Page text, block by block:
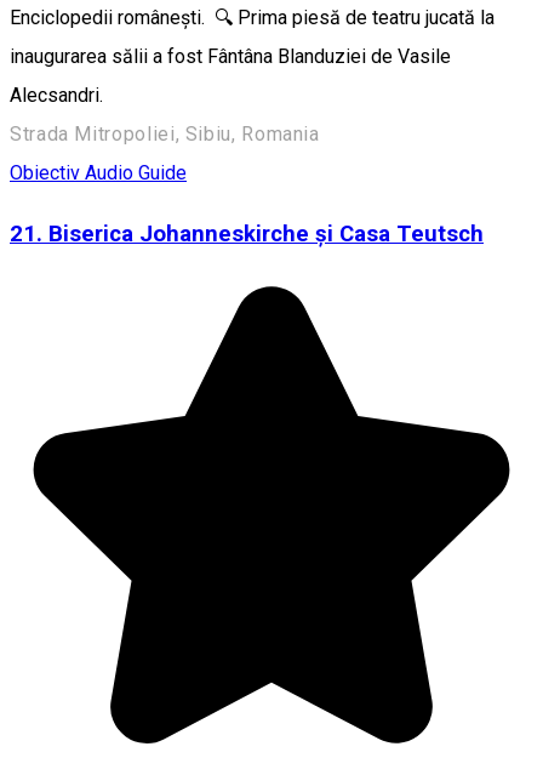
Enciclopedii românești. 🔍 Prima piesă de teatru jucată la
inaugurarea sălii a fost Fântâna Blanduziei de Vasile
Alecsandri.
Strada Mitropoliei, Sibiu, Romania
Obiectiv Audio Guide
21. Biserica Johanneskirche și Casa Teutsch